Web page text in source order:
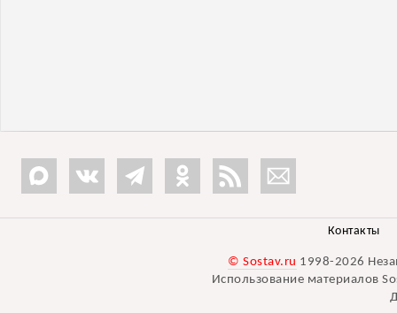
Контакты
© Sostav.ru 1998-2026
Использование материалов